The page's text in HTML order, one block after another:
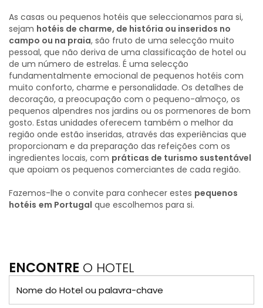
As casas ou pequenos hotéis que seleccionamos para si,
sejam hotéis de charme, de história ou inseridos no
campo ou na praia, são fruto de uma selecção muito
pessoal, que não deriva de uma classificação de hotel ou
de um número de estrelas. É uma selecção
fundamentalmente emocional de pequenos hotéis com
muito conforto, charme e personalidade. Os detalhes de
decoração, a preocupação com o pequeno-almoço, os
pequenos alpendres nos jardins ou os pormenores de bom
gosto. Estas unidades oferecem também o melhor da
região onde estão inseridas, através das experiências que
proporcionam e da preparação das refeições com os
ingredientes locais, com práticas de turismo sustentável
que apoiam os pequenos comerciantes de cada região.
Fazemos-lhe o convite para conhecer estes pequenos
hotéis em Portugal que escolhemos para si.
ENCONTRE O HOTEL